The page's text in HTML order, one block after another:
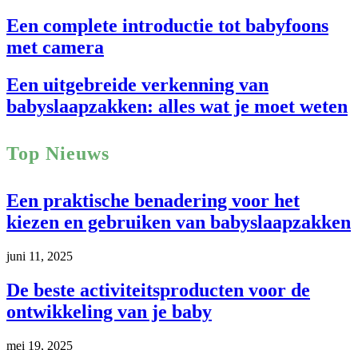
Een complete introductie tot babyfoons
met camera
Een uitgebreide verkenning van
babyslaapzakken: alles wat je moet weten
Top Nieuws
Een praktische benadering voor het
kiezen en gebruiken van babyslaapzakken
juni 11, 2025
De beste activiteitsproducten voor de
ontwikkeling van je baby
mei 19, 2025